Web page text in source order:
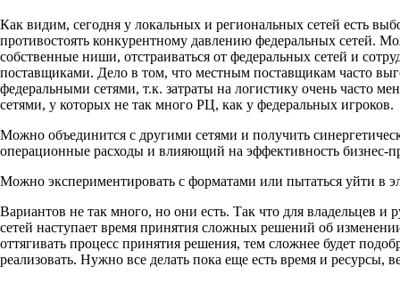
Как видим, сегодня у локальных и региональных сетей есть
противостоять конкурентному давлению федеральных сетей.
собственные ниши, отстраиваться от федеральных сетей и
поставщиками. Дело в том, что местным поставщикам часто
федеральными сетями, т.к. затраты на логистику очень часто
сетями, у которых не так много РЦ, как у федеральных игроков.
Можно объединится с другими сетями и получить
операционные расходы и влияющий на эффективность бизнес-
Можно экспериментировать с форматами или пытаться уйти
Вариантов не так много, но они есть. Так что для владельцев и
сетей наступает время принятия сложных решений об
оттягивать процесс принятия решения, тем сложнее будет
реализовать. Нужно все делать пока еще есть время и ресурсы,